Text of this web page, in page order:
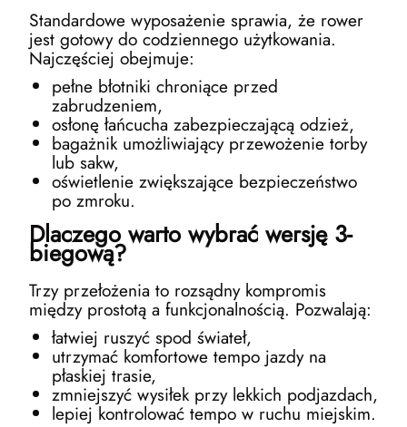
Standardowe wyposażenie sprawia, że rower
jest gotowy do codziennego użytkowania.
Najczęściej obejmuje:
pełne błotniki chroniące przed
zabrudzeniem,
osłonę łańcucha zabezpieczającą odzież,
bagażnik umożliwiający przewożenie torby
lub sakw,
oświetlenie zwiększające bezpieczeństwo
po zmroku.
Dlaczego warto wybrać wersję 3-
biegową?
Trzy przełożenia to rozsądny kompromis
między prostotą a funkcjonalnością. Pozwalają:
łatwiej ruszyć spod świateł,
utrzymać komfortowe tempo jazdy na
płaskiej trasie,
zmniejszyć wysiłek przy lekkich podjazdach,
lepiej kontrolować tempo w ruchu miejskim.